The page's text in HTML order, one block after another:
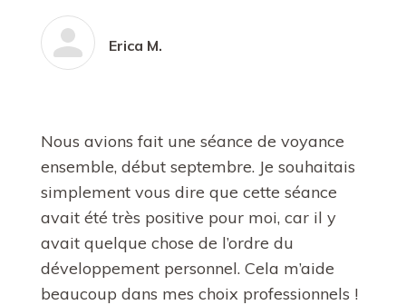
Erica M.
Nous avions fait une séance de voyance
ensemble, début septembre. Je souhaitais
simplement vous dire que cette séance
avait été très positive pour moi, car il y
avait quelque chose de l’ordre du
développement personnel. Cela m’aide
beaucoup dans mes choix professionnels !